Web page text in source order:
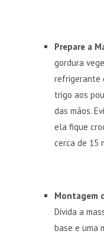
Prepare a
gordura
refrigerante
trigo aos
das mãos.
ela fique
cerca de 15
Montagem
Divida a
base e uma